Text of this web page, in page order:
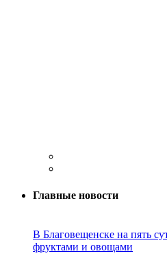
Главные новости
В Благовещенске на пять
фруктами и овощами